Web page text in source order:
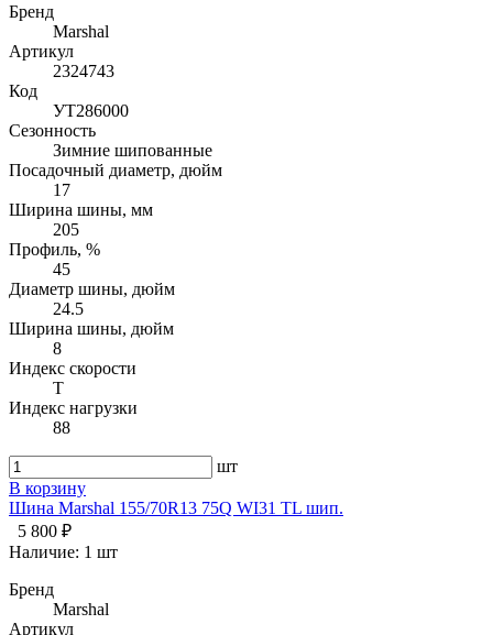
Бренд
Marshal
Артикул
2324743
Код
УТ286000
Сезонность
Зимние шипованные
Посадочный диаметр, дюйм
17
Ширина шины, мм
205
Профиль, %
45
Диаметр шины, дюйм
24.5
Ширина шины, дюйм
8
Индекс скорости
T
Индекс нагрузки
88
шт
В корзину
Шина Marshal 155/70R13 75Q WI31 TL шип.
5 800 ₽
Наличие: 1 шт
Бренд
Marshal
Артикул